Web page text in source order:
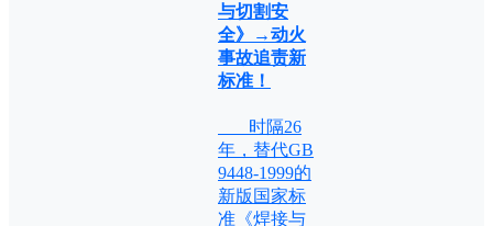
与切割安
全》→动火
事故追责新
标准！
时隔26
年，替代GB
9448-1999的
新版国家标
准《焊接与